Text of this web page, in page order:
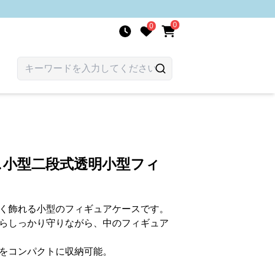
0 0
型二段式透明小型フィ
飾れる小型のフィギュアケースです。
しっかり守りながら、中のフィギュア
コンパクトに収納可能。